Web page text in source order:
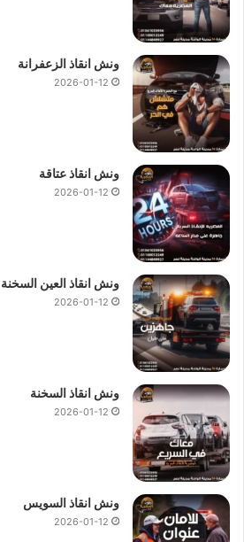
ونش انقاذ الزعفرانة
2026-01-12
ونش انقاذ عتاقة
2026-01-12
ونش انقاذ العين السخنة
2026-01-12
ونش انقاذ السخنة
2026-01-12
ونش انقاذ السويس
2026-01-12